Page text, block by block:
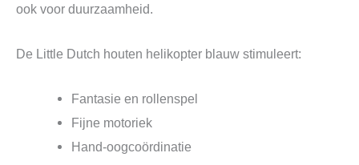
ook voor duurzaamheid.
De Little Dutch houten helikopter blauw stimuleert:
Fantasie en rollenspel
Fijne motoriek
Hand-oogcoördinatie